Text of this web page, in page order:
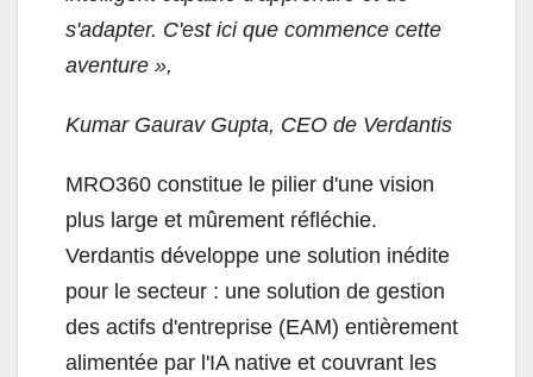
s'adapter. C'est ici que commence cette
aventure »,
Kumar Gaurav Gupta, CEO de Verdantis
MRO360 constitue le pilier d'une vision
plus large et mûrement réfléchie.
Verdantis développe une solution inédite
pour le secteur : une solution de gestion
des actifs d'entreprise (EAM) entièrement
alimentée par l'IA native et couvrant les